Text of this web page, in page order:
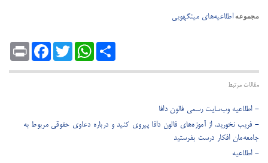
مجموعهاطلاعیه‌های مینگهویی
Print
FacebookTwitter
WhatsAppShare
مقالات مرتبط
- اطلاعیه وب‌سایت رسمی فالون دافا
- فریب نخورید، از آموزه‌های فالون دافا پیروی کنید و درباره دعاوی حقوقی مربوط به
جامعه‌مان افکار درست بفرستید
- اطلاعیه